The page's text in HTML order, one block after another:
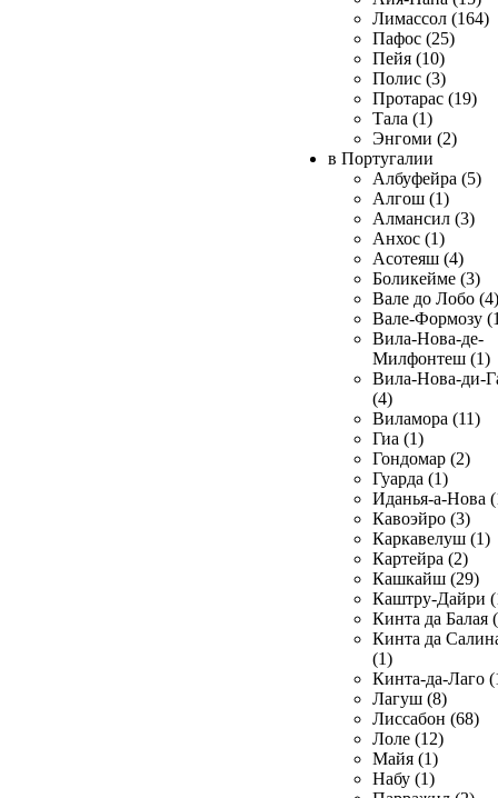
Лимассол (164)
Пафос (25)
Пейя (10)
Полис (3)
Протарас (19)
Тала (1)
Энгоми (2)
в Португалии
Албуфейра (5)
Алгош (1)
Алмансил (3)
Анхос (1)
Асотеяш (4)
Боликейме (3)
Вале до Лобо (4)
Вале-Формозу
Вила-Нова-де-
Милфонтеш (1)
Вила-Нова-ди-
(4)
Виламора (11)
Гиа (1)
Гондомар (2)
Гуарда (1)
Иданья-а-Нова
Кавоэйро (3)
Каркавелуш (1)
Картейра (2)
Кашкайш (29)
Каштру-Дайри
Кинта да Балая
Кинта да
(1)
Кинта-да-Лаго
Лагуш (8)
Лиссабон (68)
Лоле (12)
Майя (1)
Набу (1)